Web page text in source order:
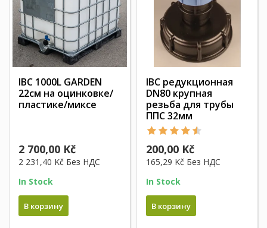
IBC 1000L GARDEN
22см на оцинковке/
пластике/миксе
2 700,00 Kč
2 231,40 Kč Без НДС
In Stock
В корзину
IBC редукционная
DN80 крупная
резьба для трубы
ППС 32мм
200,00 Kč
165,29 Kč Без НДС
In Stock
В корзину